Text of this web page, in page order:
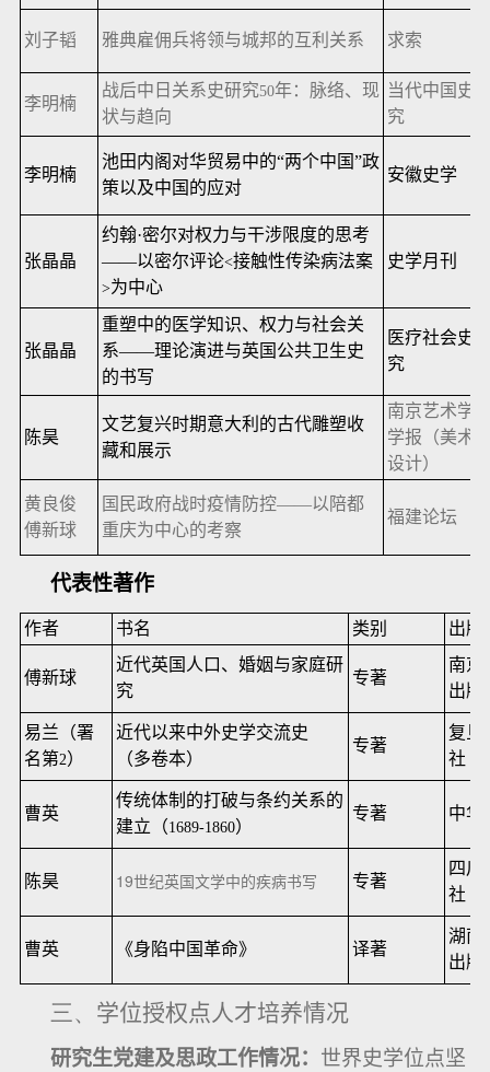
刘子韬 雅典雇佣兵将领与城邦的互利关系 求索
李明楠
战后中日关系史研究50年：脉络、现
状与趋向
当代中国史
究
李明楠
池田内阁对华贸易中的“两个中国”政
策以及中国的应对
安徽史学
张晶晶
约翰·密尔对权力与干涉限度的思考
——以密尔评论<接触性传染病法案
>为中心
史学月刊
张晶晶
重塑中的医学知识、权力与社会关
系——理论演进与英国公共卫生史
的书写
医疗社会史
究
陈昊
文艺复兴时期意大利的古代雕塑收
藏和展示
南京艺术学
学报（美术
设计）
黄良俊
傅新球
国民政府战时疫情防控——以陪都
重庆为中心的考察
福建论坛
代表性著作
作者 书名 类别 出版
傅新球
近代英国人口、婚姻与家庭研
究
专著
南京
出版
易兰（署
名第2）
近代以来中外史学交流史
（多卷本）
专著
复旦
社
曹英
传统体制的打破与条约关系的
建立（1689-1860）
专著 中华
陈昊 19世纪英国文学中的疾病书写 专著
四川
社
曹英 《身陷中国革命》 译著
湖南
出版
三、 学位授权点人才培养情况
研究生党建及思政工作情况： 世界史学位点坚